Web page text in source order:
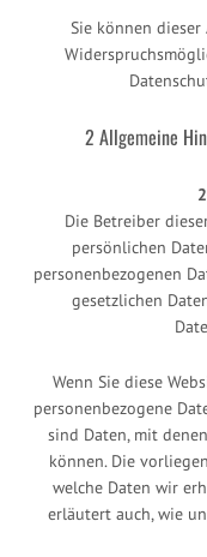
Sie können dieser
2 Allgemeine
Die Betreiber
persönlichen
personenbezogenen
gesetzlichen
Wenn Sie diese
personenbezogene
sind Daten, mit
können. Die
welche Daten wir
erläutert auch, wie